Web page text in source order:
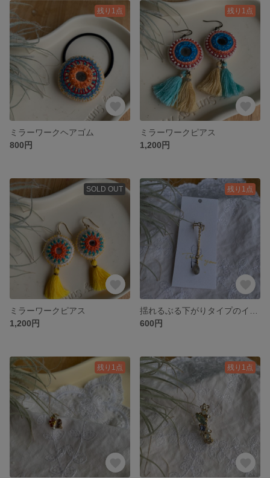
残り1点
ミラーワークヘアゴム
800円
残り1点
ミラーワークピアス
1,200円
SOLD OUT
ミラーワークピアス
1,200円
残り1点
600円
残り1点 残り1点